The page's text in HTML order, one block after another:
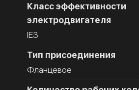
Класс эффективности
электродвигателя
IE3
Тип присоединения
Фланцевое